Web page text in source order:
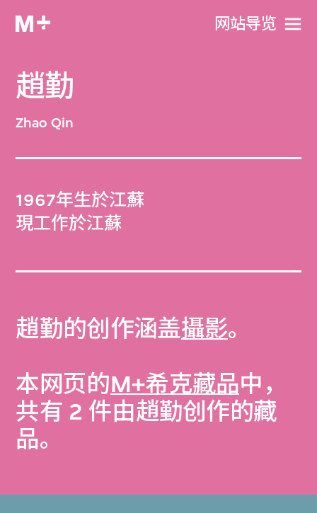
网站导览
趙勤
Zhao Qin
1967年生於江蘇
現工作於江蘇
趙勤的创作涵盖攝影。
本网页的M+希克藏品中，
共有 2 件由趙勤创作的藏
品。